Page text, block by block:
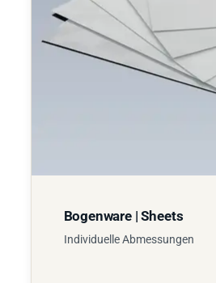
Bogenware | Sheets
Individuelle Abmessungen